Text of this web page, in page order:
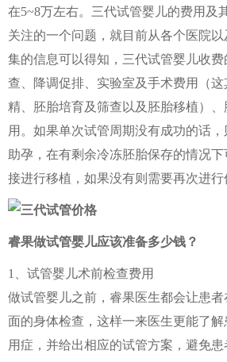
在5~8万左右。三代试管婴儿的费用及
关注的一个问题，就目前从各个医院
集的信息可以得知，三代试管婴儿收
查、降调促排、实验室及手术费用（
精、胚胎培育及筛查以及胚胎移植）
用。如果单次试管周期没有成功的话
助孕，在有剩余冷冻胚胎保存的情况
接进行移植，如果没有则需要再次进行
睿果做试管婴儿应该准备多少钱？
1、试管婴儿术前检查费用
做试管婴儿之前，睿果医生都会让患
面的身体检查，这样一来医生更能了
用症，并给出相应的试管方案，避免